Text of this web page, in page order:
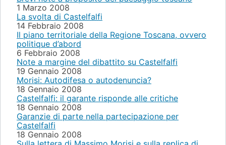
1 Marzo 2008
La svolta di Castelfalfi
14 Febbraio 2008
Il piano territoriale della Regione Toscana, ovvero
politique d’abord
6 Febbraio 2008
Note a margine del dibattito su Castelfalfi
19 Gennaio 2008
Morisi: Autodifesa o autodenuncia?
18 Gennaio 2008
Castelfalfi: il garante risponde alle critiche
18 Gennaio 2008
Garanzie di parte nella partecipazione per
Castelfalfi
18 Gennaio 2008